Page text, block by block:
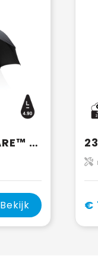
23" Impact AWARE™ RPET 190T standard auto open paraplu
Bekijk €